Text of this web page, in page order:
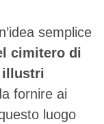
semplice
cimitero di
illustri
fornire ai
luogo